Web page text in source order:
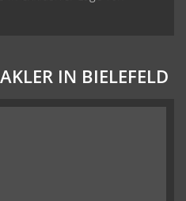
IN BIELEFELD